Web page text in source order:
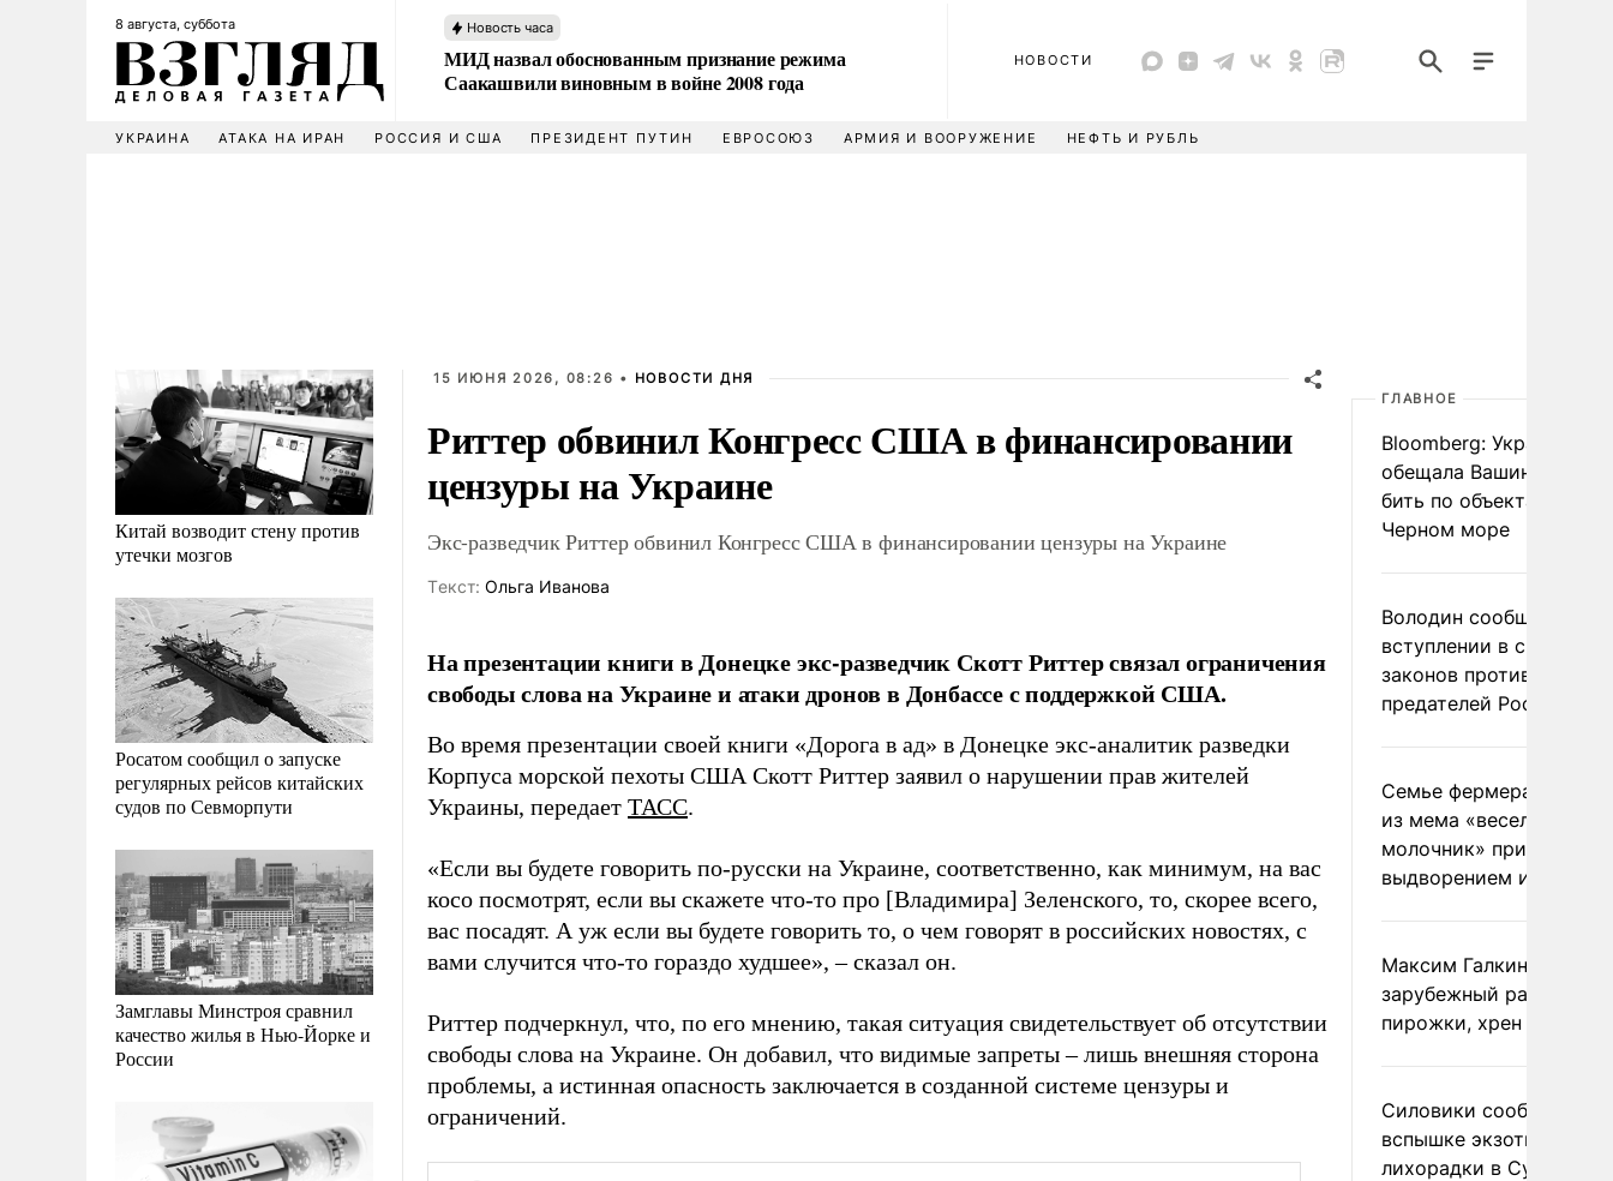
8 августа, суббота Новость часа
МИД назвал обоснованным признание режима
Саакашвили виновным в войне 2008 года
НОВОСТИ
УКРАИНА АТАКА НА ИРАН РОССИЯ И США ПРЕЗИДЕНТ ПУТИН ЕВРОСОЮЗ АРМИЯ И ВООРУЖЕНИЕ НЕФТЬ И РУБЛЬ
Китай возводит стену против
утечки мозгов
Росатом сообщил о запуске
регулярных рейсов китайских
судов по Севморпути
Замглавы Минстроя сравнил
качество жилья в Нью-Йорке и
России
15 ИЮНЯ 2026, 08:26 • НОВОСТИ ДНЯ
Риттер обвинил Конгресс США в финансировании
цензуры на Украине
Экс-разведчик Риттер обвинил Конгресс США в финансировании цензуры на Украине
Tекст: Ольга Иванова
На презентации книги в Донецке экс-разведчик Скотт Риттер связал ограничения
свободы слова на Украине и атаки дронов в Донбассе с поддержкой США.
Во время презентации своей книги «Дорога в ад» в Донецке экс-аналитик разведки
Корпуса морской пехоты США Скотт Риттер заявил о нарушении прав жителей
Украины, передает ТАСС.
«Если вы будете говорить по-русски на Украине, соответственно, как минимум, на вас
косо посмотрят, если вы скажете что-то про [Владимира] Зеленского, то, скорее всего,
вас посадят. А уж если вы будете говорить то, о чем говорят в российских новостях, с
вами случится что-то гораздо худшее», – сказал он.
Риттер подчеркнул, что, по его мнению, такая ситуация свидетельствует об отсутствии
свободы слова на Украине. Он добавил, что видимые запреты – лишь внешняя сторона
проблемы, а истинная опасность заключается в созданной системе цензуры и
ограничений.
ГЛАВНОЕ
Bloomberg: Украина
обещала Вашингтону не
бить по объектам КТК в
Черном море
Володин сообщил о
вступлении в силу
законов против
предателей России
Семье фермера
из мема «веселый
молочник» пригрозили
выдворением из
Максим Галкин
зарубежный райдер
пирожки, хрен и морс
Силовики сообщили о
вспышке экзотической
лихорадки в Сумской